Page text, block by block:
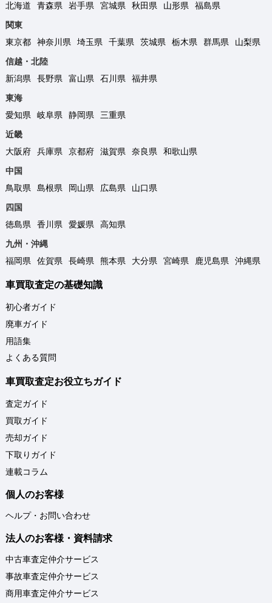
北海道
青森県 岩手県 宮城県 秋田県 山形県
福島県
関東
東京都
神奈川県 埼玉県 千葉県 茨城県 栃木県 群馬県
山梨県
信越・北陸
新潟県
長野県 富山県 石川県
福井県
東海
愛知県
岐阜県 静岡県
三重県
近畿
大阪府
兵庫県 京都府 滋賀県 奈良県
和歌山県
中国
鳥取県
島根県 岡山県 広島県
山口県
四国
徳島県
香川県 愛媛県
高知県
九州・沖縄
福岡県
佐賀県 長崎県 熊本県 大分県 宮崎県 鹿児島県 沖縄県
車買取査定の基礎知識
初心者ガイド
廃車ガイド
用語集
よくある質問
車買取査定お役立ちガイド
査定ガイド
買取ガイド
売却ガイド
下取りガイド
連載コラム
個人のお客様
ヘルプ・お問い合わせ
法人のお客様・資料請求
中古車査定仲介サービス
事故車査定仲介サービス
商用車査定仲介サービス